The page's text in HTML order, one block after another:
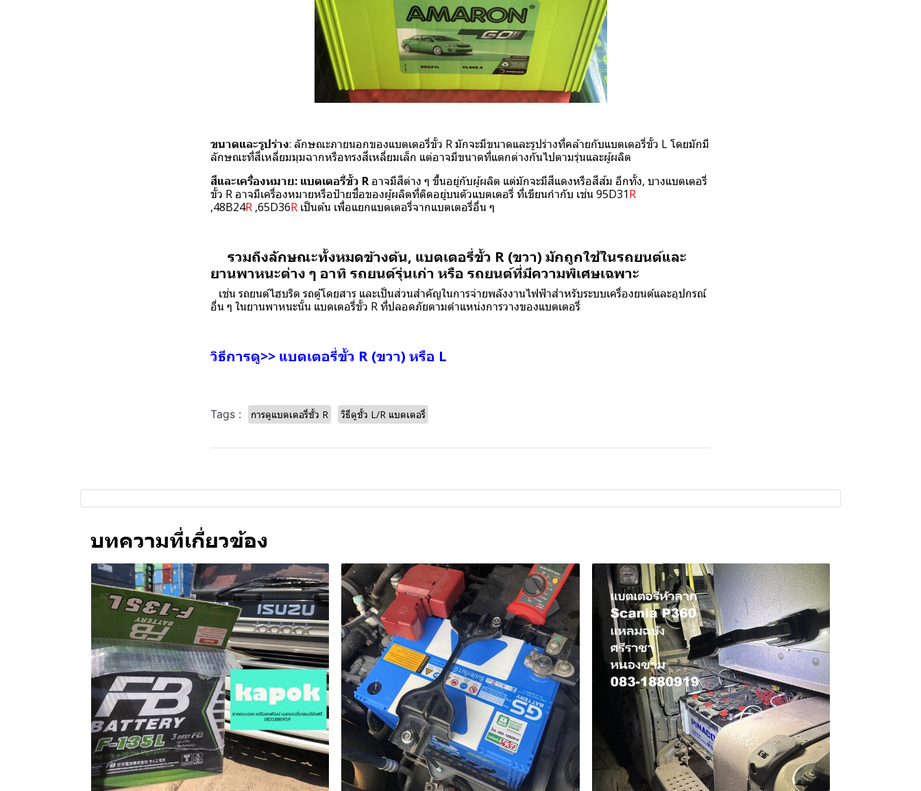
ขนาดและรูปร่าง: ลักษณะภายนอกของแบตเตอรี่ขั้ว R มักจะมีขนาดและรูปร่างที่คล้ายกับแบตเตอรี่ขั้ว L โดยมักมี
ลักษณะที่สี่เหลี่ยมมุมฉากหรือทรงสี่เหลี่ยมเล็ก แต่อาจมีขนาดที่แตกต่างกันไปตามรุ่นและผู้ผลิต
สีและเครื่องหมาย: แบตเตอรี่ขั้ว R อาจมีสีต่าง ๆ ขึ้นอยู่กับผู้ผลิต แต่มักจะมีสีแดงหรือสีส้ม อีกทั้ง, บางแบตเตอรี่
ขั้ว R อาจมีเครื่องหมายหรือป้ายชื่อของผู้ผลิตที่ติดอยู่บนตัวแบตเตอรี่ ที่เขียนกำกับ เช่น 95D31R
,48B24R ,65D36R เป็นต้น เพื่อแยกแบตเตอรี่จากแบตเตอรี่อื่น ๆ
รวมถึงลักษณะทั้งหมดข้างต้น, แบตเตอรี่ขั้ว R (ขวา) มักถูกใช้ในรถยนต์และ
ยานพาหนะต่าง ๆ อาทิ รถยนต์รุ่นเก่า หรือ รถยนต์ที่มีความพิเศษเฉพาะ
เช่น รถยนต์ไฮบริด รถตู้โดยสาร และเป็นส่วนสำคัญในการจ่ายพลังงานไฟฟ้าสำหรับระบบเครื่องยนต์และอุปกรณ์
อื่น ๆ ในยานพาหนะนั้น แบตเตอรี่ขั้ว R ที่ปลอดภัยตามตำแหน่งการวางของแบตเตอรี่
วิธีการดู>> แบตเตอรี่ขั้ว R (ขวา) หรือ L
Tags : การดูแบตเตอรี่ขั้ว R วิธีดูขั้ว L/R แบตเตอรี่
บทความที่เกี่ยวข้อง